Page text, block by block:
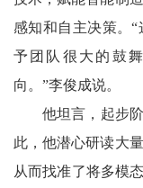
感知和自主决策。
予团队很大的鼓
向。”李俊成说。
他坦言，起步
此，他潜心研读大
从而找准了将多模